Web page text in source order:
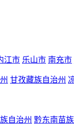
江市 乐山市 南充市
甘孜藏族自治州
自治州 黔东南苗